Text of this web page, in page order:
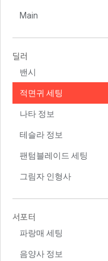
Main
딜러
밴시
적면귀 세팅
나타 정보
테슬라 정보
팬텀블레이드 세팅
그림자 인형사
서포터
파랑매 세팅
음양사 정보